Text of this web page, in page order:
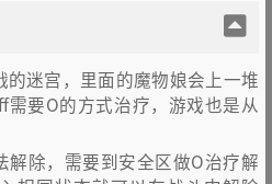
迷宫，里面的魔物娘会上一堆
要O的方式治疗，游戏也是从
除，需要到安全区做O治疗解